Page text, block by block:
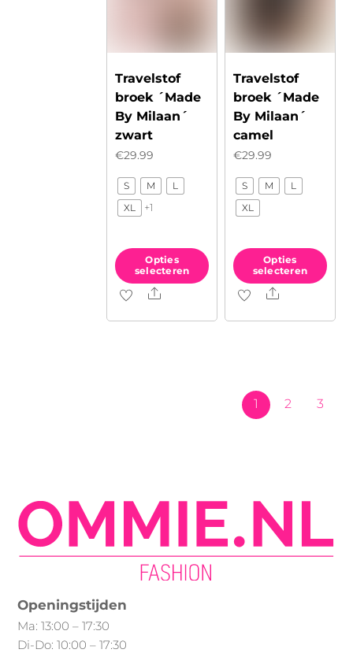
productpagina
de
Travelstof
broek ´Made
By Milaan´
zwart
€29.99
S M
L
XL
+1
Opties
selecteren
Dit
op
productpagina
Share
Travelstof
broek ´Made
By Milaan´
camel
€29.99
S M
L
XL
Opties
selecteren
Dit
Deze
optie
productpagina
Share
1 2 3
Openingstijden
Ma: 13:00 – 17:30
Di-Do: 10:00 – 17:30